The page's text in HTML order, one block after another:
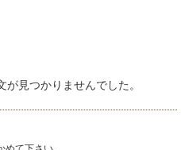
が見つかりませんでした。